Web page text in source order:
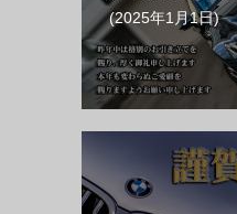
2025年1月1日